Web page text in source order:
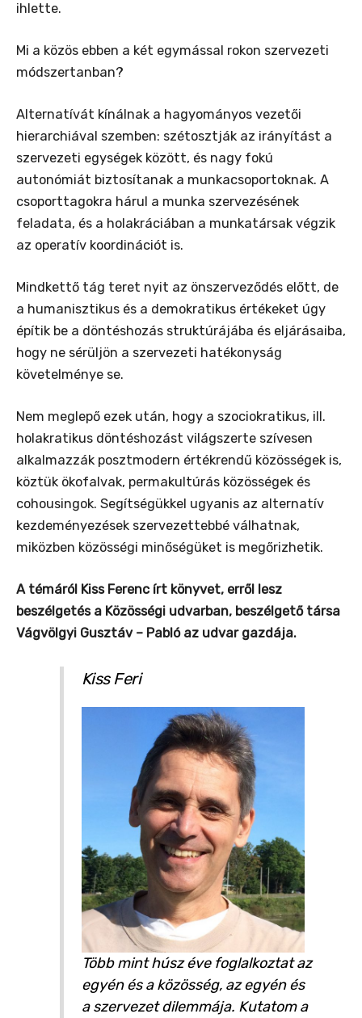
ihlette.
Mi a közös ebben a két egymással rokon szervezeti
módszertanban?
Alternatívát kínálnak a hagyományos vezetői
hierarchiával szemben: szétosztják az irányítást a
szervezeti egységek között, és nagy fokú
autonómiát biztosítanak a munkacsoportoknak. A
csoporttagokra hárul a munka szervezésének
feladata, és a holakráciában a munkatársak végzik
az operatív koordinációt is.
Mindkettő tág teret nyit az önszerveződés előtt, de
a humanisztikus és a demokratikus értékeket úgy
építik be a döntéshozás struktúrájába és eljárásaiba,
hogy ne sérüljön a szervezeti hatékonyság
követelménye se.
Nem meglepő ezek után, hogy a szociokratikus, ill.
holakratikus döntéshozást világszerte szívesen
alkalmazzák posztmodern értékrendű közösségek is,
köztük ökofalvak, permakultúrás közösségek és
cohousingok. Segítségükkel ugyanis az alternatív
kezdeményezések szervezettebbé válhatnak,
miközben közösségi minőségüket is megőrizhetik.
A témáról Kiss Ferenc írt könyvet, erről lesz
beszélgetés a Közösségi udvarban, beszélgető társa
Vágvölgyi Gusztáv – Pabló az udvar gazdája.
Kiss Feri
Több mint húsz éve foglalkoztat az
egyén és a közösség, az egyén és
a szervezet dilemmája. Kutatom a